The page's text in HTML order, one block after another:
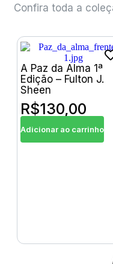
Confira toda a
A Paz da Alma 1ª
Edição – Fulton J.
Sheen
R$130,00
Adicionar ao carrinho